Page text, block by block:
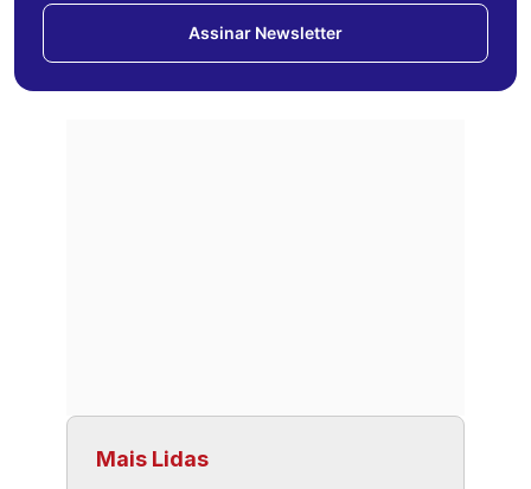
Assinar Newsletter
Mais Lidas